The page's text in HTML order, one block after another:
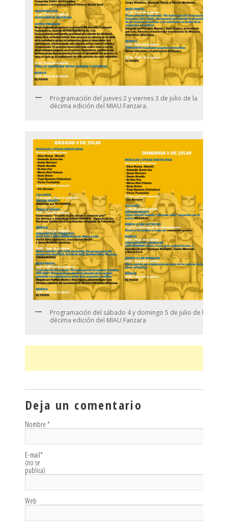
Programación del jueves 2 y viernes 3 de julio de la
décima edición del MIAU Fanzara.
Programación del sábado 4 y domingo 5 de julio de la
décima edición del MIAU Fanzara
Deja un comentario
Nombre *
E-mail*
(no se
publica)
Web